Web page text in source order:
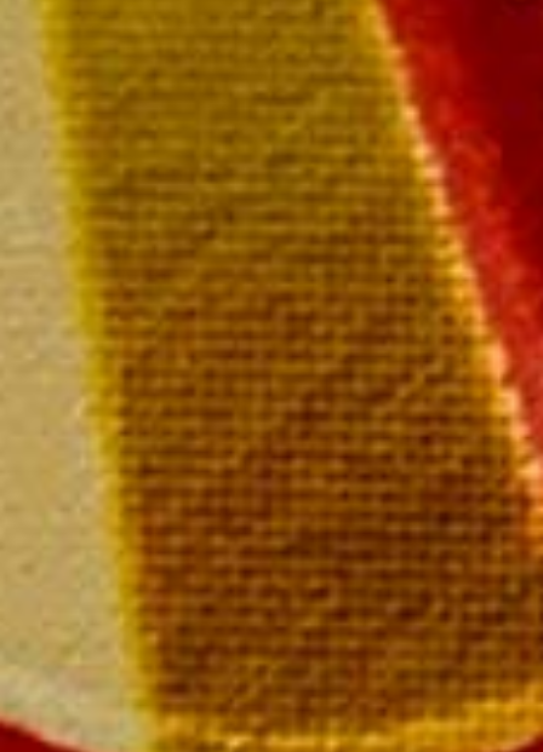
Paiement rapide et sécurisé
Livraison sous 72 heures
Livraison offerte à partir de
249 € TTC de commande
Champagne MAILLY Grand Cru
28 rue de la Libération – 51500 Mailly Champagne
Tél : 03 26 49 41 10
Nous contacter par email